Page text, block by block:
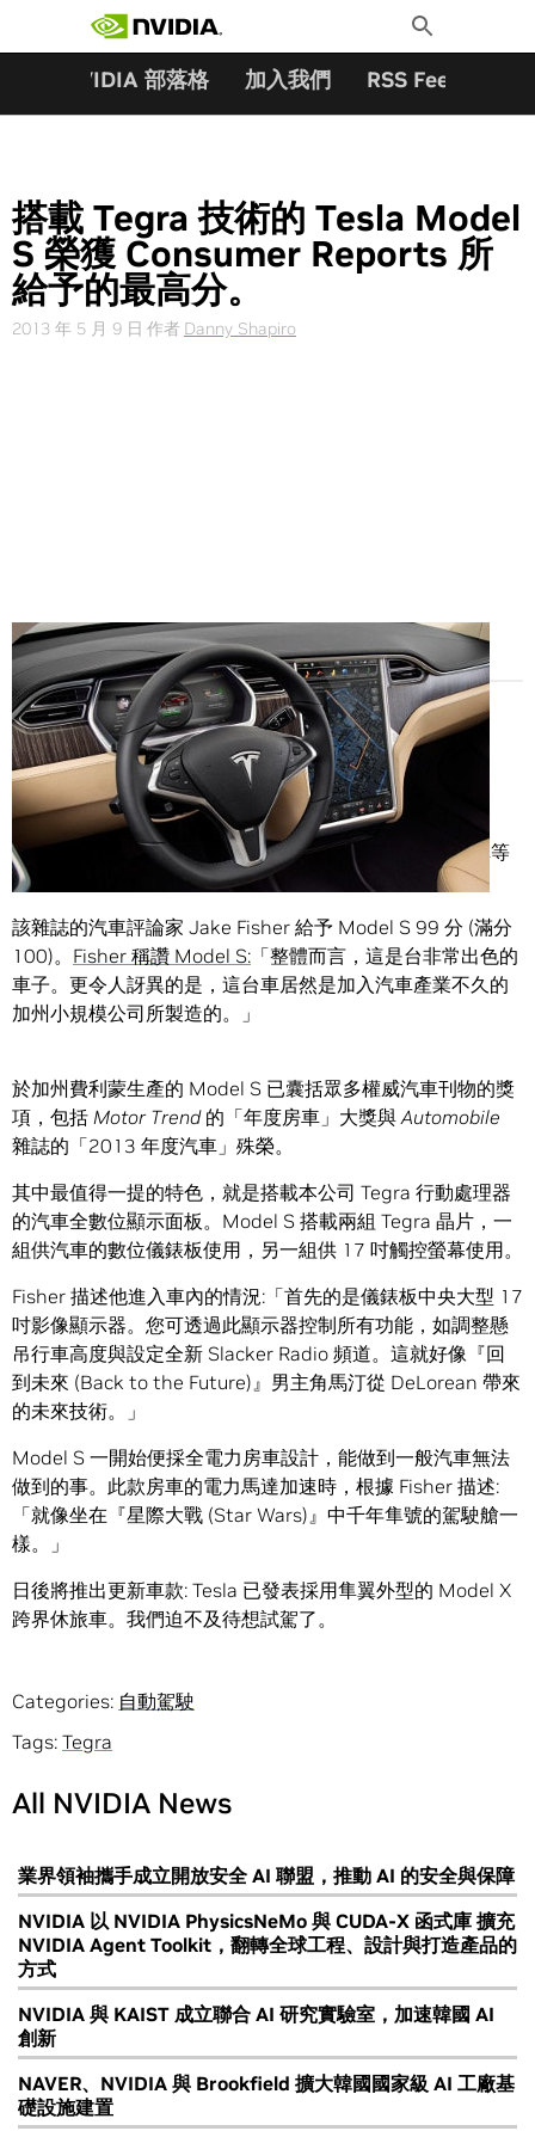
Toggle
Search
NVIDIA 部落格 加入我們 RSS Feeds
搭載 Tegra 技術的 Tesla Model
S 榮獲 Consumer Reports 所
給予的最高分。
2013 年 5 月 9 日 作者 Danny Shapiro
Share
搭載 Tegra 技術的 Tesla Model S 榮獲大螢幕電視與汽車等
主流購物指南雜誌
Consumer Reports
所給予的最高分。
該雜誌的汽車評論家 Jake Fisher 給予 Model S 99 分 (滿分
100)。 Fisher 稱讚 Model S: 「整體而言，這是台非常出色的
車子。更令人訝異的是，這台車居然是加入汽車產業不久的
加州小規模公司所製造的。」
於加州費利蒙生產的 Model S 已囊括眾多權威汽車刊物的獎
項，包括 Motor Trend的「年度房車」大獎與Automobile
雜誌的「2013 年度汽車」殊榮。
其中最值得一提的特色，就是搭載本公司 Tegra 行動處理器
的汽車全數位顯示面板。Model S 搭載兩組 Tegra 晶片，一
組供汽車的數位儀錶板使用，另一組供 17 吋觸控螢幕使用。
Fisher 描述他進入車內的情況:「首先的是儀錶板中央大型 17
吋影像顯示器。您可透過此顯示器控制所有功能，如調整懸
吊行車高度與設定全新 Slacker Radio 頻道。這就好像『回
到未來 (Back to the Future)』男主角馬汀從 DeLorean 帶來
的未來技術。」
Model S 一開始便採全電力房車設計，能做到一般汽車無法
做到的事。此款房車的電力馬達加速時，根據 Fisher 描述:
「就像坐在『星際大戰 (Star Wars)』中千年隼號的駕駛艙一
樣。」
日後將推出更新車款: Tesla 已發表採用隼翼外型的 Model X
跨界休旅車。我們迫不及待想試駕了。
Categories: 自動駕駛
Tags: Tegra
All NVIDIA News
業界領袖攜手成立開放安全 AI 聯盟，推動 AI 的安全與保障
NVIDIA 以 NVIDIA PhysicsNeMo 與 CUDA-X 函式庫 擴充
NVIDIA Agent Toolkit，翻轉全球工程、設計與打造產品的
方式
NVIDIA 與 KAIST 成立聯合 AI 研究實驗室，加速韓國 AI
創新
NAVER、NVIDIA 與 Brookfield 擴大韓國國家級 AI 工廠基
礎設施建置